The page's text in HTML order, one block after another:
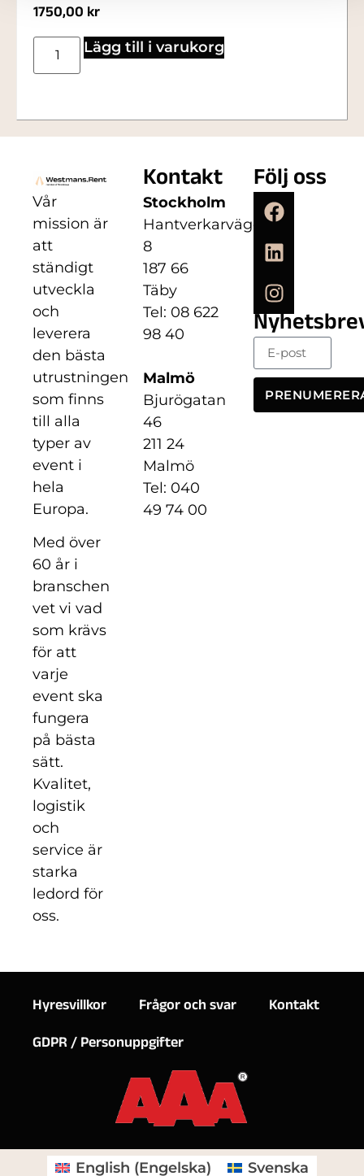
1750,00 kr
Lägg till i varukorg
Vår
mission är
att
ständigt
utveckla
och
leverera
den bästa
utrustningen
som finns
till alla
typer av
event i
hela
Europa.
Med över
60 år i
branschen
vet vi vad
som krävs
för att
varje
event ska
fungera
på bästa
sätt.
Kvalitet,
logistik
och
service är
starka
ledord för
oss.
Kontakt
Stockholm
Hantverkarvägen
8
187 66
Täby
Tel: 08 622
98 40
Malmö
Bjurögatan
46
211 24
Malmö
Tel: 040
49 74 00
Följ oss
Hyresvillkor Frågor och svar
Kontakt
GDPR / Personuppgifter
English (Engelska) Svenska